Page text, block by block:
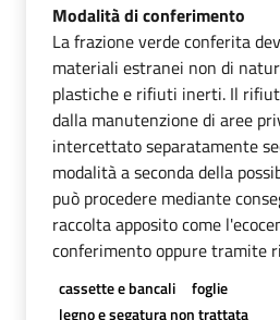
Modalità di conferimento
La frazione verde conferita
materiali estranei non di
plastiche e rifiuti inerti. Il
dalla manutenzione di aree
intercettato separatamente
modalità a seconda della
può procedere mediante
raccolta apposito come
conferimento oppure tramite
cassette e bancali
foglie
legno e segatura non trattata